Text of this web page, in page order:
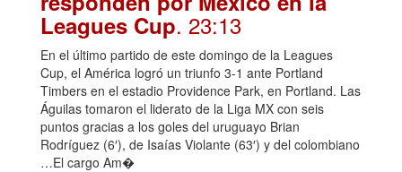
Leagues Cup. 23:13
En el último partido de este domingo de la Leagues
Cup, el América logró un triunfo 3-1 ante Portland
Timbers en el estadio Providence Park, en Portland. Las
Águilas tomaron el liderato de la Liga MX con seis
puntos gracias a los goles del uruguayo Brian
Rodríguez (6′), de Isaías Violante (63′) y del colombiano
…El cargo Am�